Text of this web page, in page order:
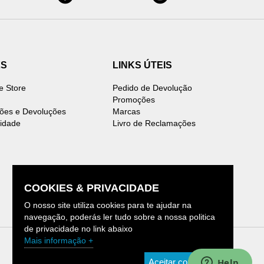
Store
e Devoluções
LINKS ÚTEIS
Pedido de Devolução
Promoções
Marcas
Livro de Reclamações
COOKIES & PRIVACIDADE
O nosso site utiliza cookies para te ajudar na
navegação, poderás ler tudo sobre a nossa politica
de privacidade no link abaixo
Mais informação +
Aceitar condições